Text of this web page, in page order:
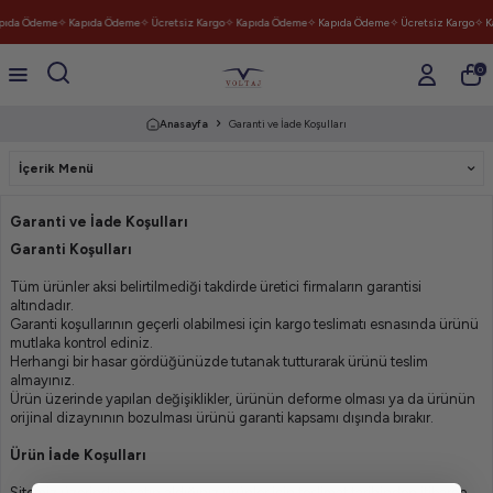
Ödeme✧ Kapıda Ödeme✧ Ücretsiz Kargo✧ Kapıda Ödeme✧ Kapıda Ödeme✧ Ücretsiz Kargo✧
0
Anasayfa Garanti ve İade Koşulları
İçerik Menü
Garanti ve İade Koşulları
Garanti Koşulları
Tüm ürünler aksi belirtilmediği takdirde üretici firmaların garantisi
altındadır.
Garanti koşullarının geçerli olabilmesi için kargo teslimatı esnasında ürünü
mutlaka kontrol ediniz.
Herhangi bir hasar gördüğünüzde tutanak tutturarak ürünü teslim
almayınız.
Ürün üzerinde yapılan değişiklikler, ürünün deforme olması ya da ürünün
orijinal dizaynının bozulması ürünü garanti kapsamı dışında bırakır.
Ürün İade Koşulları